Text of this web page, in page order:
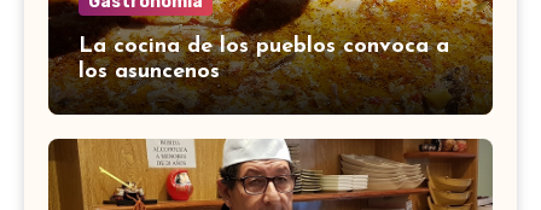
La cocina de los pueblos convoca a
los asuncenos